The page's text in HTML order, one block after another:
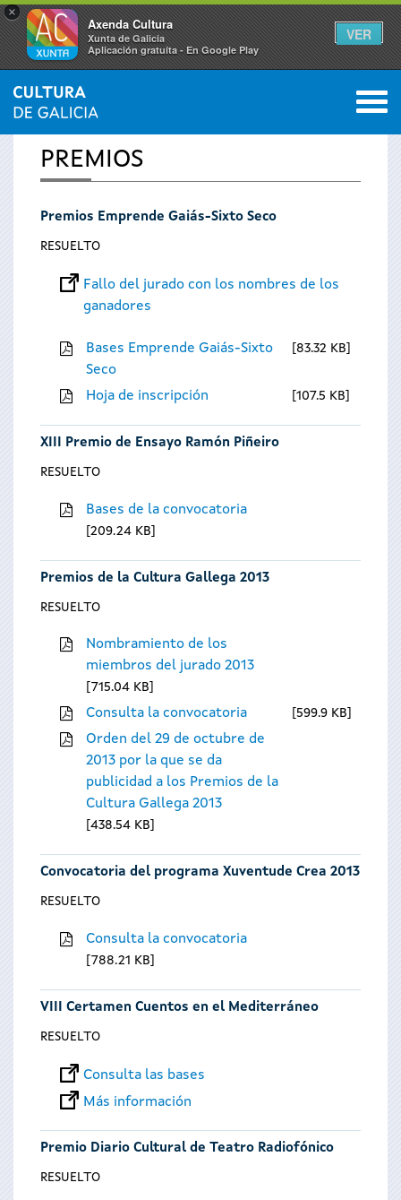
×
Axenda Cultura
Xunta de Galicia
Aplicación gratuíta - En Google Play
VER
Se
encuentra
usted
INICIO 0
PREMIOS
Premios Emprende Gaiás-Sixto Seco
RESUELTO
Fallo del jurado con los nombres de los
ganadores
Bases Emprende Gaiás-Sixto
Seco
83.32 KB
Hoja de inscripción 107.5 KB
XIII Premio de Ensayo Ramón Piñeiro
RESUELTO
Bases de la convocatoria
209.24 KB
Premios de la Cultura Gallega 2013
RESUELTO
Nombramiento de los
miembros del jurado 2013
715.04 KB
Consulta la convocatoria 599.9 KB
Orden del 29 de octubre de
2013 por la que se da
publicidad a los Premios de la
Cultura Gallega 2013
438.54 KB
Convocatoria del programa Xuventude Crea 2013
RESUELTO
Consulta la convocatoria
788.21 KB
VIII Certamen Cuentos en el Mediterráneo
RESUELTO
Consulta las bases
Más información
Premio Diario Cultural de Teatro Radiofónico
RESUELTO